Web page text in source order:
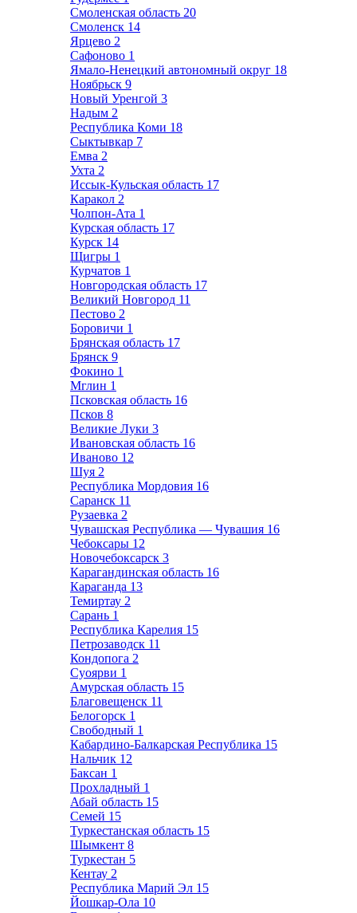
Смоленская область 20
Смоленск 14
Ярцево 2
Сафоново 1
Ямало-Ненецкий автономный округ 18
Ноябрьск 9
Новый Уренгой 3
Надым 2
Республика Коми 18
Сыктывкар 7
Емва 2
Ухта 2
Иссык-Кульская область 17
Каракол 2
Чолпон-Ата 1
Курская область 17
Курск 14
Щигры 1
Курчатов 1
Новгородская область 17
Великий Новгород 11
Пестово 2
Боровичи 1
Брянская область 17
Брянск 9
Фокино 1
Мглин 1
Псковская область 16
Псков 8
Великие Луки 3
Ивановская область 16
Иваново 12
Шуя 2
Республика Мордовия 16
Саранск 11
Рузаевка 2
Чувашская Республика — Чувашия 16
Чебоксары 12
Новочебоксарск 3
Карагандинская область 16
Караганда 13
Темиртау 2
Сарань 1
Республика Карелия 15
Петрозаводск 11
Кондопога 2
Суоярви 1
Амурская область 15
Благовещенск 11
Белогорск 1
Свободный 1
Кабардино-Балкарская Республика 15
Нальчик 12
Баксан 1
Прохладный 1
Абай область 15
Семей 15
Туркестанская область 15
Шымкент 8
Туркестан 5
Кентау 2
Республика Марий Эл 15
Йошкар-Ола 10